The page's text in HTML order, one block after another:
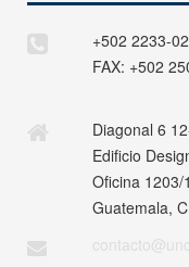
+502 2233-
FAX: +502
Diagonal 6
Edificio
Oficina
Guatemala,